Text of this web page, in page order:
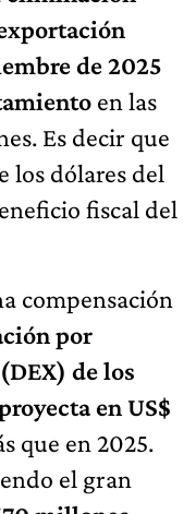
de 2025
en las
Es decir que
los dólares del
fiscal del
compensación
por
de los
en US$
que en 2025.
el gran